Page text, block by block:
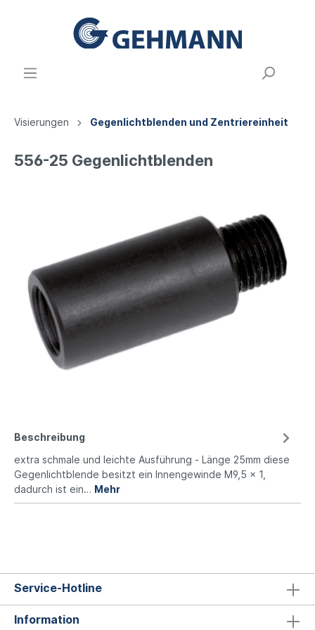
Visierungen Gegenlichtblenden und Zentriereinheit
556-25 Gegenlichtblenden
Beschreibung
extra schmale und leichte Ausführung - Länge 25mm diese
Gegenlichtblende besitzt ein Innengewinde M9,5 x 1,
dadurch ist ein… Mehr
Service-Hotline
Information